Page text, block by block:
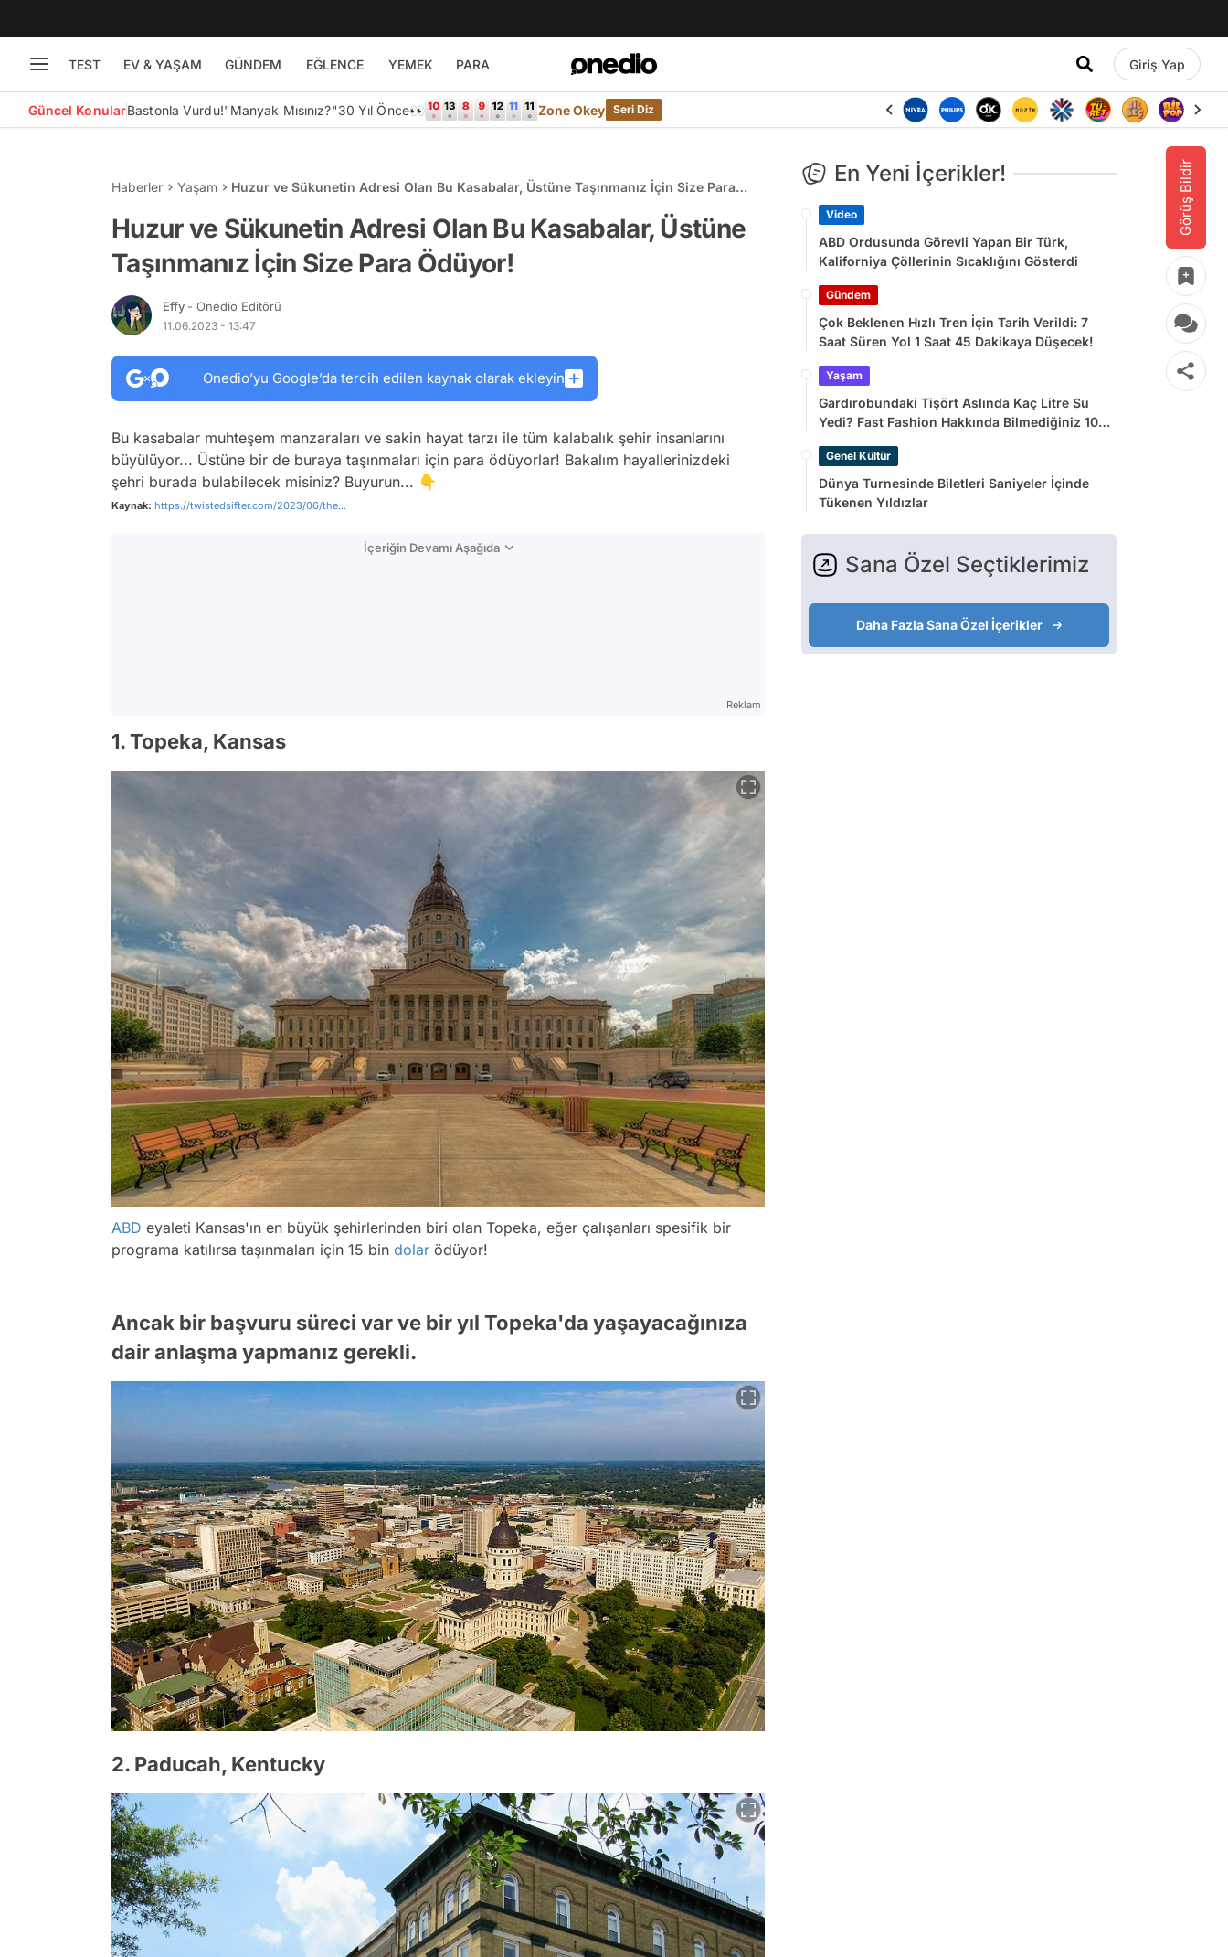
TEST EV & YAŞAM GÜNDEM EĞLENCE YEMEK PARA Giriş Yap
Güncel KonularBastonla Vurdu!"Manyak Mısınız?"30 Yıl Önce👀 Zone Okey Seri Diz
Görüş Bildir
Haberler Yaşam
Huzur ve Sükunetin Adresi Olan Bu Kasabalar, Üstüne Taşınmanız İçin Size Para
Huzur ve Sükunetin Adresi Olan Bu Kasabalar, Üstüne
Taşınmanız İçin Size Para Ödüyor!
Effy - Onedio Editörü
11.06.2023 - 13:47
Onedio’yu Google’da tercih edilen kaynak olarak ekleyin
Bu kasabalar muhteşem manzaraları ve sakin hayat tarzı ile tüm kalabalık şehir insanlarını
büyülüyor... Üstüne bir de buraya taşınmaları için para ödüyorlar! Bakalım hayallerinizdeki
şehri burada bulabilecek misiniz? Buyurun... 👇
Kaynak: https://twistedsifter.com/2023/06/the...
İçeriğin Devamı Aşağıda
Reklam
1. Topeka, Kansas
ABD eyaleti Kansas'ın en büyük şehirlerinden biri olan Topeka, eğer çalışanları spesifik bir
programa katılırsa taşınmaları için 15 bin dolar ödüyor!
Ancak bir başvuru süreci var ve bir yıl Topeka'da yaşayacağınıza
dair anlaşma yapmanız gerekli.
2. Paducah, Kentucky
En Yeni İçerikler!
Video
ABD Ordusunda Görevli Yapan Bir Türk,
Kaliforniya Çöllerinin Sıcaklığını Gösterdi
Gündem
Çok Beklenen Hızlı Tren İçin Tarih Verildi: 7
Saat Süren Yol 1 Saat 45 Dakikaya Düşecek!
Yaşam
Gardırobundaki Tişört Aslında Kaç Litre Su
Yedi? Fast Fashion Hakkında Bilmediğiniz 10
Genel Kültür
Dünya Turnesinde Biletleri Saniyeler İçinde
Tükenen Yıldızlar
Sana Özel Seçtiklerimiz
Daha Fazla Sana Özel İçerikler